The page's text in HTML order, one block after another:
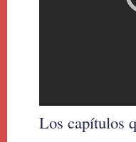
Los capítulos